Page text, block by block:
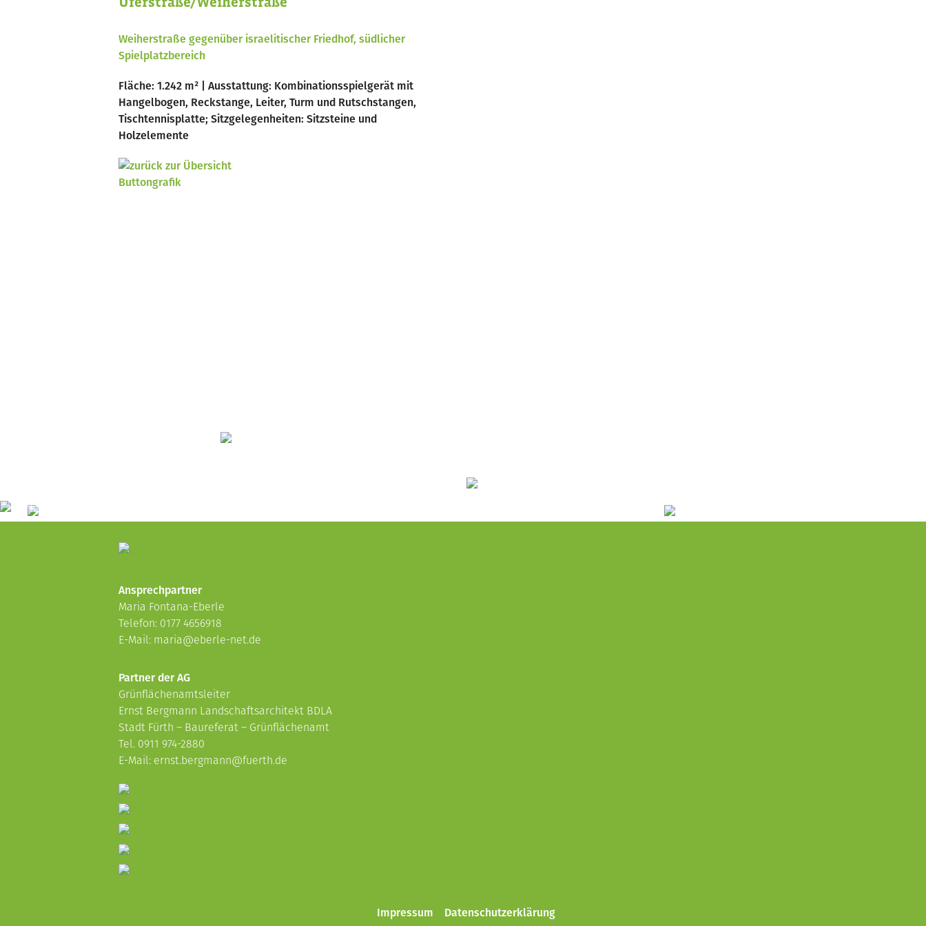
Weiherstraße gegenüber israelitischer Friedhof, südlicher
Spielplatzbereich
Fläche: 1.242 m² | Ausstattung: Kombinationsspielgerät mit
Hangelbogen, Reckstange, Leiter, Turm und Rutschstangen,
Tischtennisplatte; Sitzgelegenheiten: Sitzsteine und
Holzelemente
Ansprechpartner
Maria Fontana-Eberle
Telefon: 0177 4656918
E-Mail: maria@eberle-net.de
Partner der AG
Grünflächenamtsleiter
Ernst Bergmann Landschaftsarchitekt BDLA
Stadt Fürth – Baureferat – Grünflächenamt
Tel. 0911 974-2880
E-Mail: ernst.bergmann@fuerth.de
Impressum Datenschutzerklärung